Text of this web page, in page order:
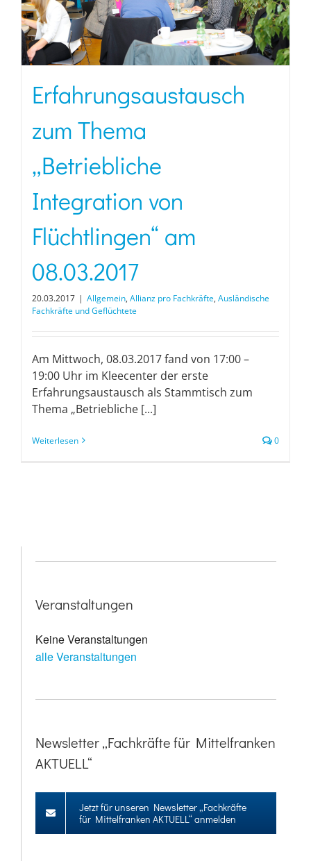
Erfahrungsaustausch
zum Thema
„Betriebliche
Integration von
Flüchtlingen“ am
08.03.2017
20.03.2017 | Allgemein, Allianz pro Fachkräfte, Ausländische
Fachkräfte und Geflüchtete
Am Mittwoch, 08.03.2017 fand von 17:00 –
19:00 Uhr im Kleecenter der erste
Erfahrungsaustausch als Stammtisch zum
Thema „Betriebliche [...]
Weiterlesen 0
Veranstaltungen
Keine Veranstaltungen
alle Veranstaltungen
Newsletter „Fachkräfte für Mittelfranken
AKTUELL“
Jetzt für unseren Newsletter „Fachkräfte
für Mittelfranken AKTUELL“ anmelden